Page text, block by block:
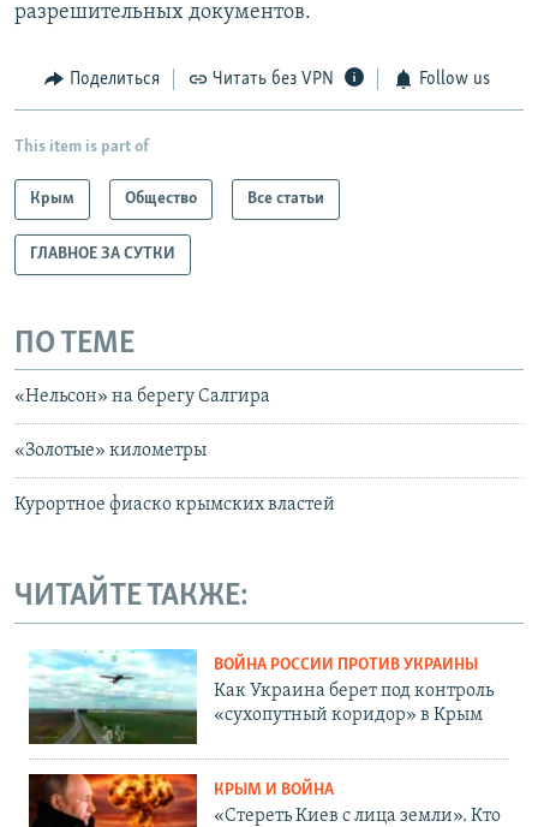
разрешительных документов.
Поделиться Читать без VPN Follow us
This item is part of
Крым Общество Все статьи
ГЛАВНОЕ ЗА СУТКИ
ПО ТЕМЕ
«Нельсон» на берегу Салгира
«Золотые» километры
Курортное фиаско крымских властей
ЧИТАЙТЕ ТАКЖЕ:
ВОЙНА РОССИИ ПРОТИВ УКРАИНЫ
Как Украина берет под контроль
«сухопутный коридор» в Крым
КРЫМ И ВОЙНА
«Стереть Киев с лица земли». Кто